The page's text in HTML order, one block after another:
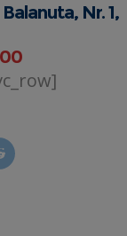
Nr. 1,